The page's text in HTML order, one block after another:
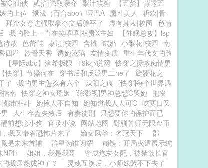
C|仙侠 贰拾|强取豪夺 梨汁软糖
【五梦】背这五
的上位 缘浅（百合abo）哑巴A 魔性美人 祈欢|骨
拜金女穿进强取豪夺文后躺平了 虚有其表|校园 色情
我的脸上一直在笑嘻嘻|权贵X主妇
【催眠总攻】lsp
待放 芭蕾鞋 桌边|校园 含桃 试婚 小梨花|校园 南
四溢 欲骨天香 诱她沦陷 友情变质 重生年代文的路
【星际abo】洛希极限 19k小说网 快穿之拯救痴情男
【快穿】节操何在 穿书后和反派男二he了 旋覆花之
了 我的男主怎么有六个 炽阳之痕 [快穿]每个世界遇
指南 快穿之神女瑶姬 [综影视]男神总想C哭她 把发
|都市权斗 她撩人不自知 她知道我人人可C 吃两口又
人生存盘失效后 有妻徒刑
只想要你的保护而已
前想念小狗 官场小说 网站地图 野驯兽师无限金币
，我又带着恐怖片来了 嫡女风华：名冠天下
郡
是未来首辅 群星为谁闪耀
崩铁：开局火遁展示纯
NPH 姐姐，我是我哥
穿成炮灰女配，被禁欲长官
我居然成神了？ 灵魂互换后，小师妹装不下去了